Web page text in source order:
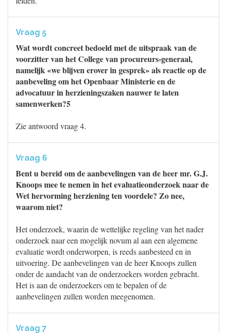
Vraag 5
Wat wordt concreet bedoeld met de uitspraak van de
voorzitter van het College van procureurs-generaal,
namelijk «we blijven erover in gesprek» als reactie op de
aanbeveling om het Openbaar Ministerie en de
advocatuur in herzieningszaken nauwer te laten
samenwerken?5
Zie antwoord vraag 4.
Vraag 6
Bent u bereid om de aanbevelingen van de heer mr. G.J.
Knoops mee te nemen in het evaluatieonderzoek naar de
Wet hervorming herziening ten voordele? Zo nee,
waarom niet?
Het onderzoek, waarin de wettelijke regeling van het nader
onderzoek naar een mogelijk novum al aan een algemene
evaluatie wordt onderworpen, is reeds aanbesteed en in
uitvoering. De aanbevelingen van de heer Knoops zullen
onder de aandacht van de onderzoekers worden gebracht.
Het is aan de onderzoekers om te bepalen of de
aanbevelingen zullen worden meegenomen.
Vraag 7